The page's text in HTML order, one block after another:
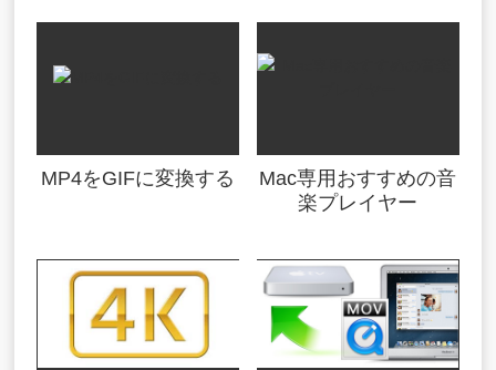
MP4をGIFに変換する
Mac専用おすすめの音
楽プレイヤー